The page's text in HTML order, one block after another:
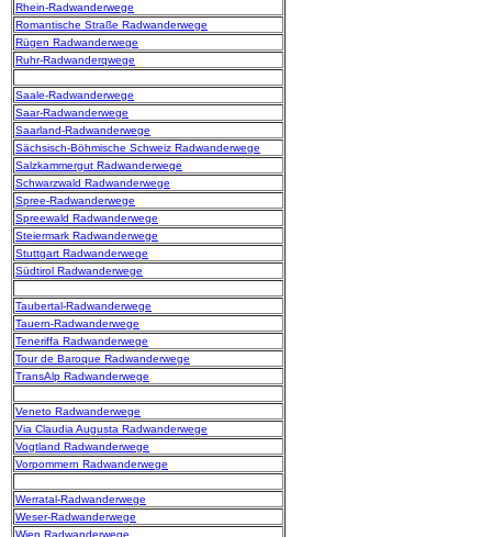
Rhein-Radwanderwege
Romantische Straße Radwanderwege
Rügen Radwanderwege
Ruhr-Radwanderqwege
Saale-Radwanderwege
Saar-Radwanderwege
Saarland-Radwanderwege
Sächsisch-Böhmische Schweiz Radwanderwege
Salzkammergut Radwanderwege
Schwarzwald Radwanderwege
Spree-Radwanderwege
Spreewald Radwanderwege
Steiermark Radwanderwege
Stuttgart Radwanderwege
Südtirol Radwanderwege
Taubertal-Radwanderwege
Tauern-Radwanderwege
Teneriffa Radwanderwege
Tour de Baroque Radwanderwege
TransAlp Radwanderwege
Veneto Radwanderwege
Via Claudia Augusta Radwanderwege
Vogtland Radwanderwege
Vorpommern Radwanderwege
Werratal-Radwanderwege
Weser-Radwanderwege
Wien Radwanderwege